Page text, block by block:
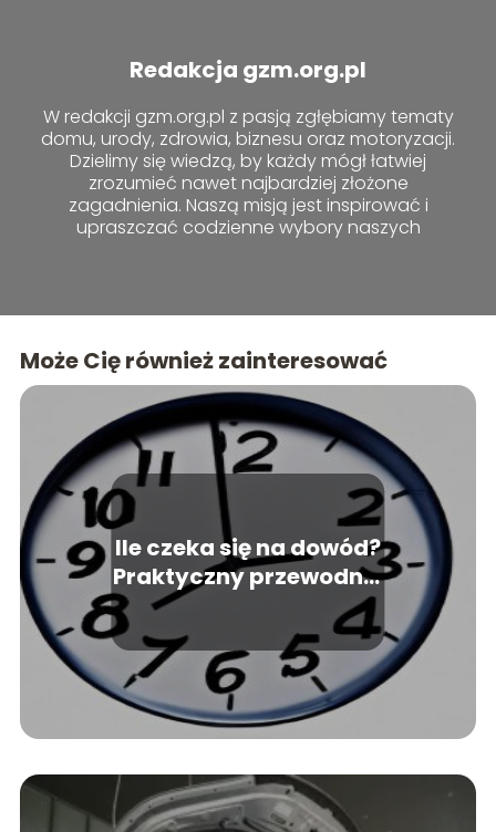
Redakcja gzm.org.pl
W redakcji gzm.org.pl z pasją zgłębiamy tematy
domu, urody, zdrowia, biznesu oraz motoryzacji.
Dzielimy się wiedzą, by każdy mógł łatwiej
zrozumieć nawet najbardziej złożone
zagadnienia. Naszą misją jest inspirować i
upraszczać codzienne wybory naszych
Może Cię również zainteresować
Ile czeka się na dowód?
Praktyczny przewodnik
dotyczący czasu
oczekiwania